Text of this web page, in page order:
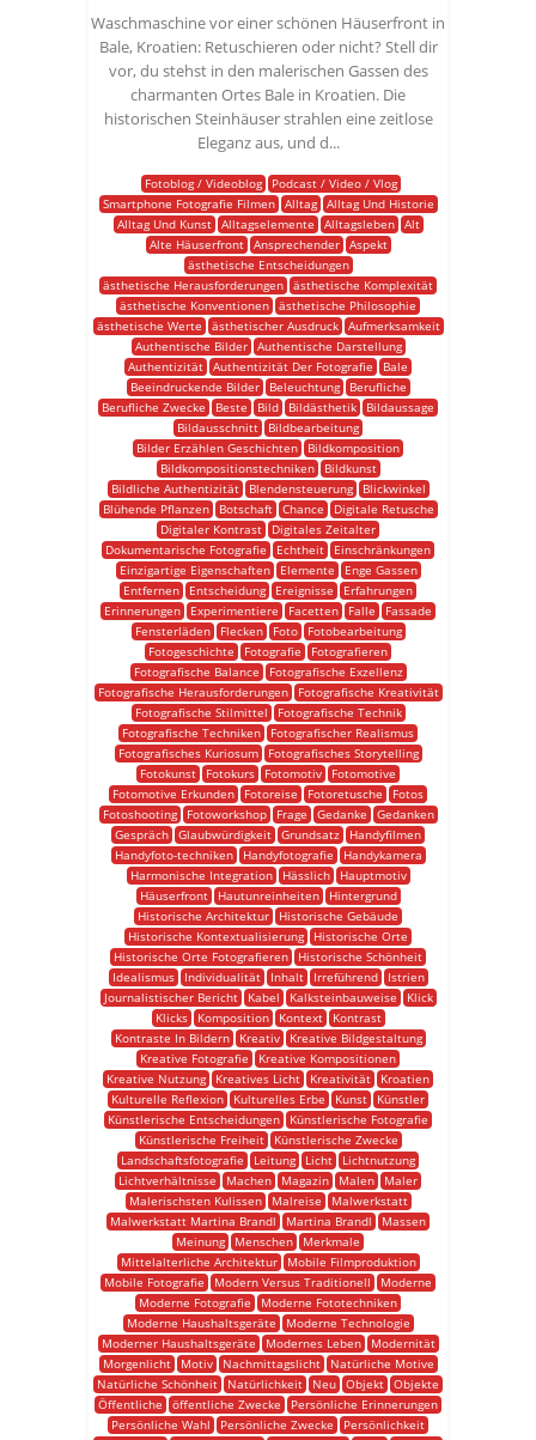
Waschmaschine vor einer schönen Häuserfront in
Bale, Kroatien: Retuschieren oder nicht? Stell dir
vor, du stehst in den malerischen Gassen des
charmanten Ortes Bale in Kroatien. Die
historischen Steinhäuser strahlen eine zeitlose
Eleganz aus, und d...
Fotoblog / Videoblog
Podcast / Video / Vlog
Smartphone Fotografie Filmen
Alltag
Alltag Und Historie
Alltag Und Kunst
Alltagselemente Alltagsleben
Alt
Alte Häuserfront
Ansprechender
Aspekt
ästhetische Entscheidungen
ästhetische Herausforderungen ästhetische Komplexität
ästhetische Konventionen ästhetische Philosophie
ästhetische Werte
ästhetischer Ausdruck
Aufmerksamkeit
Authentische Bilder
Authentische Darstellung
Authentizität Authentizität Der Fotografie
Bale
Beeindruckende Bilder
Beleuchtung
Berufliche
Berufliche Zwecke
Beste Bild Bildästhetik
Bildaussage
Bildausschnitt
Bildbearbeitung
Bilder Erzählen Geschichten
Bildkomposition
Bildkompositionstechniken
Bildkunst
Bildliche Authentizität
Blendensteuerung
Blickwinkel
Blühende Pflanzen
Botschaft Chance
Digitale Retusche
Digitaler Kontrast
Digitales Zeitalter
Dokumentarische Fotografie
Echtheit
Einschränkungen
Einzigartige Eigenschaften
Elemente
Enge Gassen
Entfernen
Entscheidung Ereignisse
Erfahrungen
Erinnerungen
Experimentiere Facetten Falle
Fassade
Fensterläden
Flecken Foto
Fotobearbeitung
Fotogeschichte
Fotografie
Fotografieren
Fotografische Balance
Fotografische Exzellenz
Fotografische Herausforderungen
Fotografische Kreativität
Fotografische Stilmittel
Fotografische Technik
Fotografische Techniken
Fotografischer Realismus
Fotografisches Kuriosum
Fotografisches Storytelling
Fotokunst
Fotokurs Fotomotiv
Fotomotive
Fotomotive Erkunden
Fotoreise Fotoretusche
Fotos
Fotoshooting
Fotoworkshop Frage Gedanke
Gedanken
Gespräch Glaubwürdigkeit Grundsatz
Handyfilmen
Handyfoto-techniken
Handyfotografie
Handykamera
Harmonische Integration
Hässlich
Hauptmotiv
Häuserfront
Hautunreinheiten
Hintergrund
Historische Architektur
Historische Gebäude
Historische Kontextualisierung
Historische Orte
Historische Orte Fotografieren
Historische Schönheit
Idealismus
Individualität Inhalt Irreführend
Istrien
Journalistischer Bericht
Kabel Kalksteinbauweise
Klick
Klicks
Komposition Kontext
Kontrast
Kontraste In Bildern
Kreativ
Kreative Bildgestaltung
Kreative Fotografie
Kreative Kompositionen
Kreative Nutzung
Kreatives Licht Kreativität
Kroatien
Kulturelle Reflexion
Kulturelles Erbe Kunst
Künstler
Künstlerische Entscheidungen
Künstlerische Fotografie
Künstlerische Freiheit
Künstlerische Zwecke
Landschaftsfotografie
Leitung Licht
Lichtnutzung
Lichtverhältnisse
Machen Magazin Malen
Maler
Malerischsten Kulissen
Malreise
Malwerkstatt
Malwerkstatt Martina Brandl
Martina Brandl
Massen
Meinung
Menschen
Merkmale
Mittelalterliche Architektur
Mobile Filmproduktion
Mobile Fotografie
Modern Versus Traditionell
Moderne
Moderne Fotografie
Moderne Fototechniken
Moderne Haushaltsgeräte
Moderne Technologie
Moderner Haushaltsgeräte
Modernes Leben
Modernität
Morgenlicht
Motiv Nachmittagslicht
Natürliche Motive
Natürliche Schönheit
Natürlichkeit Neu Objekt Objekte
Öffentliche
öffentliche Zwecke
Persönliche Erinnerungen
Persönliche Wahl
Persönliche Zwecke
Persönlichkeit